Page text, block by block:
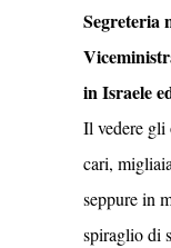
Segreteria
in Israele
Il vedere gli
cari,
seppure in
spiraglio di